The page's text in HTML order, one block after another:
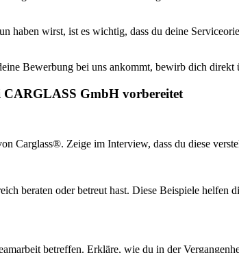
haben wirst, ist es wichtig, dass du deine
Bewerbung bei uns ankommt, bewirb dich
CARGLASS GmbH vorbereitet
Carglass®. Zeige im Interview, dass du diese
beraten oder betreut hast. Diese Beispiele helfen
betreffen. Erkläre, wie du in der